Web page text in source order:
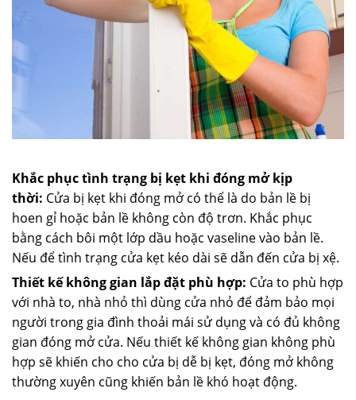
Khắc phục tình trạng bị kẹt khi đóng mở kịp
thời: Cửa bị kẹt khi đóng mở có thể là do bản lề bị
hoen gỉ hoặc bản lề không còn độ trơn. Khắc phục
bằng cách bôi một lớp dầu hoặc vaseline vào bản lề.
Nếu để tình trạng cửa kẹt kéo dài sẽ dẫn đến cửa bị xệ.
Thiết kế không gian lắp đặt phù hợp: Cửa to phù hợp
với nhà to, nhà nhỏ thì dùng cửa nhỏ để đảm bảo mọi
người trong gia đình thoải mái sử dụng và có đủ không
gian đóng mở cửa. Nếu thiết kế không gian không phù
hợp sẽ khiến cho cho cửa bị dễ bị kẹt, đóng mở không
thường xuyên cũng khiến bản lề khó hoạt động.